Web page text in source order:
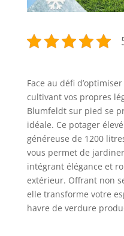
Face au défi
cultivant vos propres
Blumfeldt sur pied se
idéale. Ce potager
généreuse de 1200
vous permet de
intégrant élégance et
extérieur. Offrant non
elle transforme votre
havre de verdure